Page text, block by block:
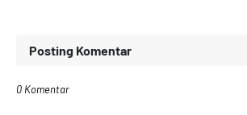
Posting Komentar
0 Komentar